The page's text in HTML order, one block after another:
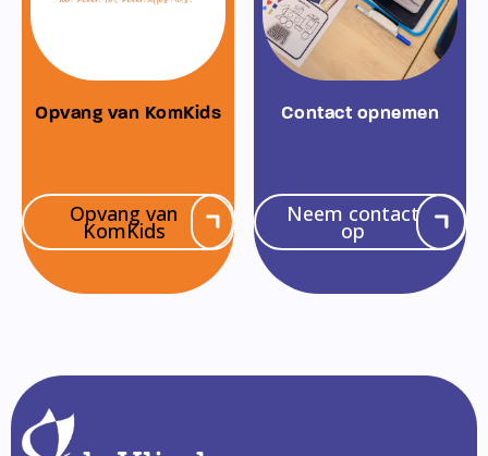
Opvang van KomKids
Opvang van
KomKids
Contact opnemen
Neem contact
op